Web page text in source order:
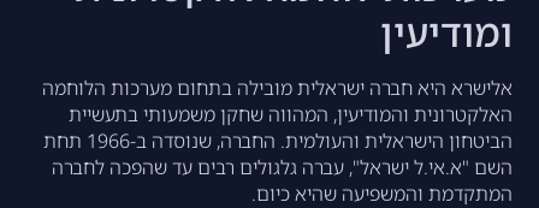
ומודיעין
אלישרא היא חברה ישראלית מובילה בתחום מערכות הלוחמה
האלקטרונית והמודיעין, המהווה שחקן משמעותי בתעשיית
הביטחון הישראלית והעולמית. החברה, שנוסדה ב-1966 תחת
השם "א.אי.ל ישראל", עברה גלגולים רבים עד שהפכה לחברה
המתקדמת והמשפיעה שהיא כיום.